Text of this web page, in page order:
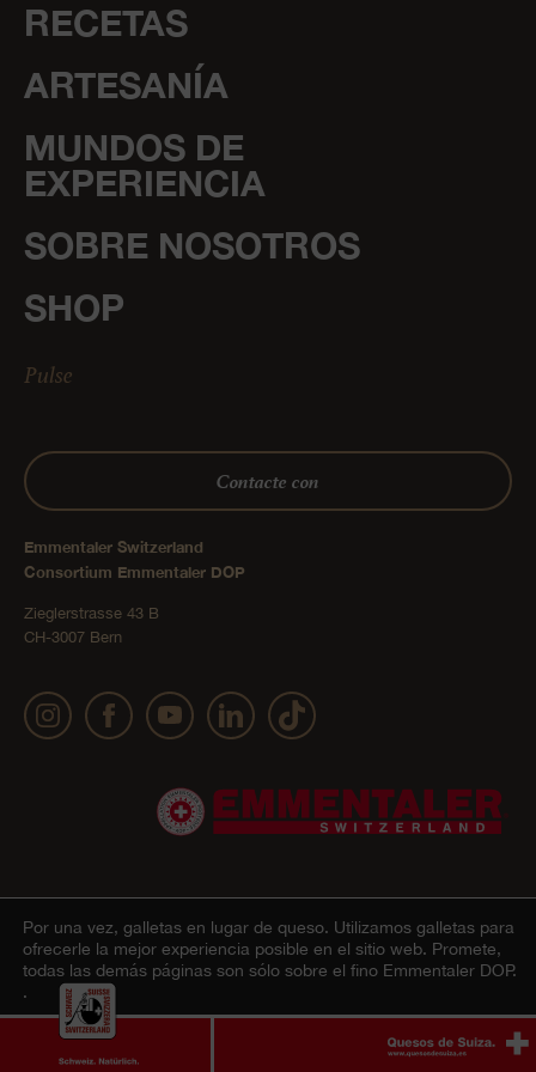
RECETAS
ARTESANÍA
MUNDOS DE
EXPERIENCIA
SOBRE NOSOTROS
SHOP
Pulse
Contacte con
Emmentaler Switzerland
Consortium Emmentaler DOP
Zieglerstrasse 43 B
CH-3007 Bern
© 2022 Emmentaler AOP | Impressum Declaración sobre la protección de datos
personales|AGB Onlineshop|Cookie – Explicación
Por una vez, galletas en lugar de queso. Utilizamos galletas para
ofrecerle la mejor experiencia posible en el sitio web. Promete,
todas las demás páginas son sólo sobre el fino Emmentaler DOP.
.
De acuerdo